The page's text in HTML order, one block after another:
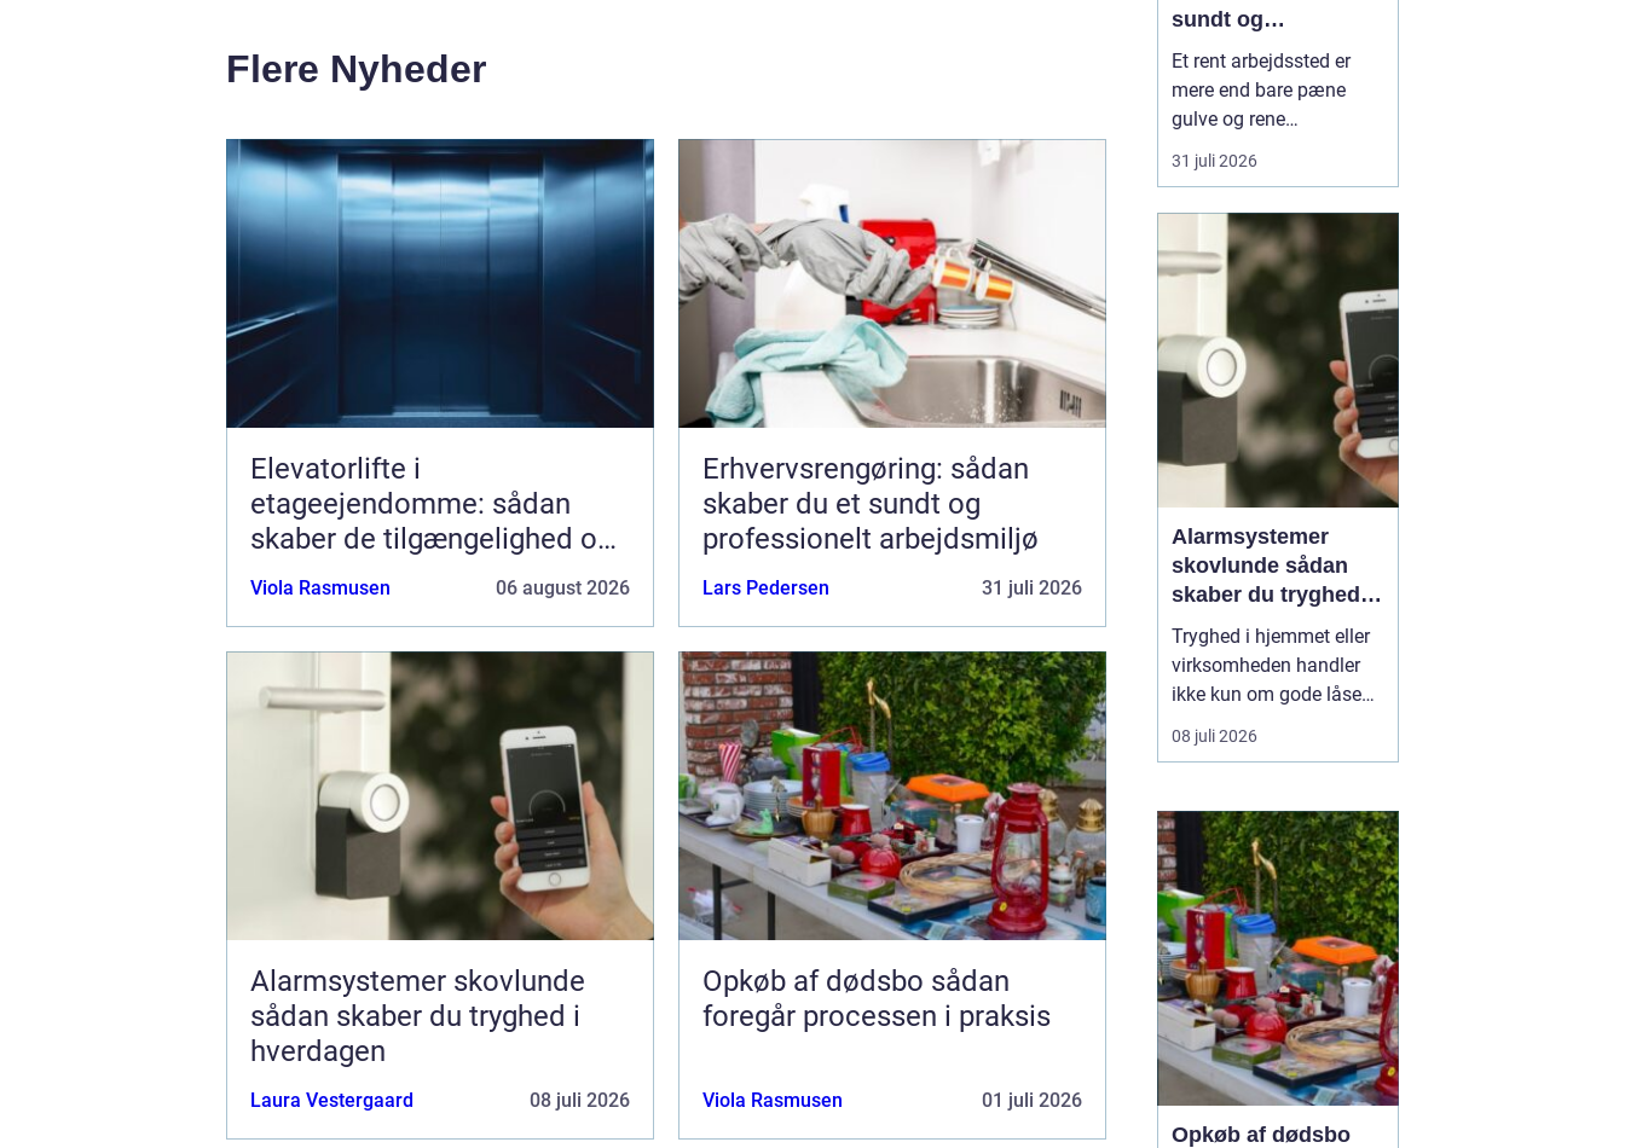
Flere Nyheder
Elevatorlifte i
etageejendomme: sådan
skaber de tilgængelighed og
værdi
Viola Rasmusen 06 august 2026
Erhvervsrengøring: sådan
skaber du et sundt og
professionelt arbejdsmiljø
Lars Pedersen 31 juli 2026
Alarmsystemer skovlunde
sådan skaber du tryghed i
hverdagen
Laura Vestergaard 08 juli 2026
Opkøb af dødsbo sådan
foregår processen i praksis
Viola Rasmusen 01 juli 2026
sundt og
professionelt
arbejdsmiljø
Et rent arbejdssted er
mere end bare pæne
gulve og rene
skriveborde. For mange
virksomheder er
forbundet med både
medarbejdernes trivsel,
kundernes
førstehåndsindtryk og
den daglige drift. Nå...
31 juli 2026
Alarmsystemer
skovlunde sådan
skaber du tryghed i
hverdagen
Tryghed i hjemmet eller
virksomheden handler
ikke kun om gode låse
og opmærksomme
naboer. Flere og flere
professionelle
alarmsystemer som et
ekstra lag beskyttelse. I
Skovlunde og omegn er
udviklingen tydelig, og
mange kigger målrettet
e...
08 juli 2026
Opkøb af dødsbo